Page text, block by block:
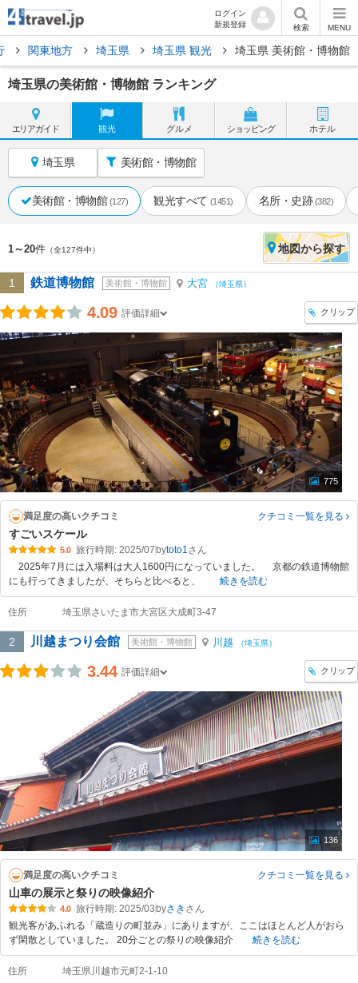
ログイン
新規登録
検索 MENU
関東地方 埼玉県 埼玉県 観光 埼玉県 美術館・博物館
埼玉県の美術館・博物館 ランキング
エリアガイド 観光 グルメ ショッピング ホテル
埼玉県 美術館・博物館
美術館・博物館 (127) 観光すべて (1451) 名所・史跡 (382)
1～20件 （全127件中） 地図から探す
1 鉄道博物館 美術館・博物館 大宮 （埼玉県）
4.09 評価詳細 クリップ
775
満足度の高いクチコミ クチコミ一覧を見る
すごいスケール
5.0 旅行時期: 2025/07 bytoto1
2025年7月には入場料は大人1600円になっていました。 京都の鉄道博物館
にも行ってきましたが、そちらと比べると、
続きを読む
住所 埼玉県さいたま市大宮区大成町3-47
2 川越まつり会館 美術館・博物館 川越 （埼玉県）
3.44 評価詳細 クリップ
136
満足度の高いクチコミ クチコミ一覧を見る
山車の展示と祭りの映像紹介
4.0 旅行時期: 2025/03 byさき
観光客があふれる「蔵造りの町並み」にありますが、ここはほとんど人がおら
ず閑散としていました。 20分ごとの祭りの映像紹介
続きを読む
住所 埼玉県川越市元町2-1-10